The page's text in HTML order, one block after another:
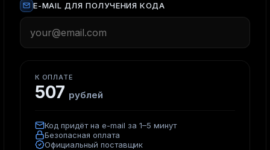
E-MAIL ДЛЯ ПОЛУЧЕНИЯ КОДА
К ОПЛАТЕ
507 рублей
Код придёт на e-mail за 1–5 минут
Безопасная оплата
Официальный поставщик